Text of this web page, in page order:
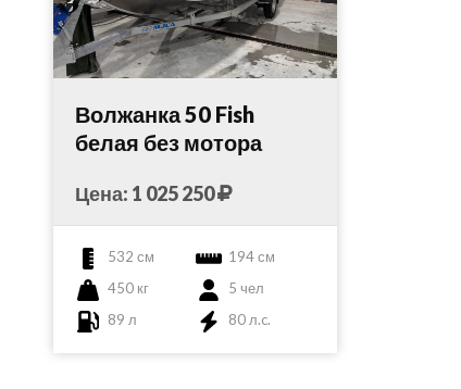
Волжанка 50 Fish
белая без мотора
Цена: 1 025 250
532 см
194 см
450 кг
5 чел
89 л
80 л.c.